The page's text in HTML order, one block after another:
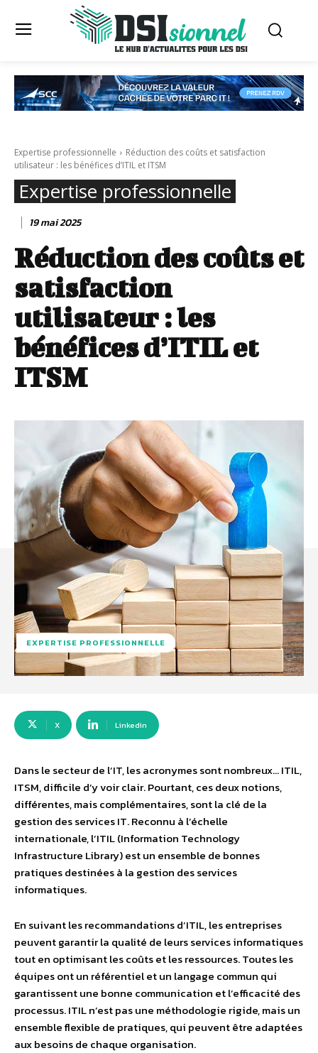
Expertise professionnelle
Réduction des coûts et satisfaction
utilisateur : les bénéfices d’ITIL et ITSM
Expertise professionnelle
19 mai 2025
Réduction des coûts et
satisfaction
utilisateur : les
bénéfices d’ITIL et
ITSM
EXPERTISE PROFESSIONNELLE
X Linkedin
Dans le secteur de l’IT, les acronymes sont nombreux… ITIL,
ITSM, difficile d’y voir clair. Pourtant, ces deux notions,
différentes, mais complémentaires, sont la clé de la
gestion des services IT. Reconnu à l’échelle
internationale, l’ITIL (Information Technology
Infrastructure Library) est un ensemble de bonnes
pratiques destinées à la gestion des services
informatiques.
En suivant les recommandations d’ITIL, les entreprises
peuvent garantir la qualité de leurs services informatiques
tout en optimisant les coûts et les ressources. Toutes les
équipes ont un référentiel et un langage commun qui
garantissent une bonne communication et l’efficacité des
processus. ITIL n’est pas une méthodologie rigide, mais un
ensemble flexible de pratiques, qui peuvent être adaptées
aux besoins de chaque organisation.